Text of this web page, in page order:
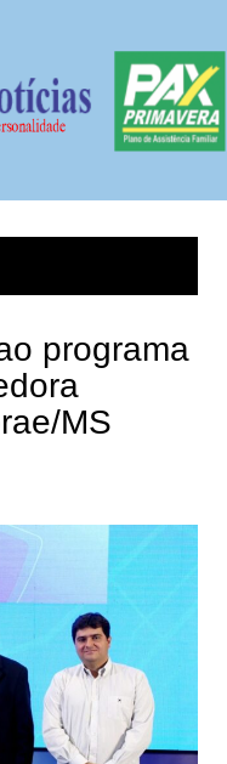
programa
MS